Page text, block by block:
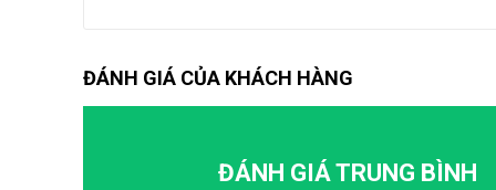
ĐÁNH GIÁ CỦA KHÁCH HÀNG
ĐÁNH GIÁ TRUNG BÌNH